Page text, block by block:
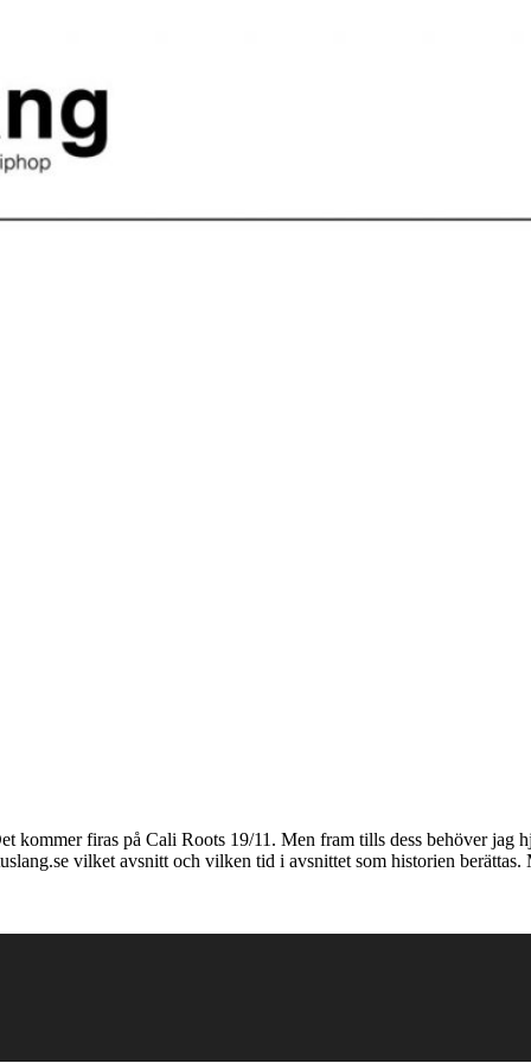
kommer firas på Cali Roots 19/11. Men fram tills dess behöver jag
vilket avsnitt och vilken tid i avsnittet som historien